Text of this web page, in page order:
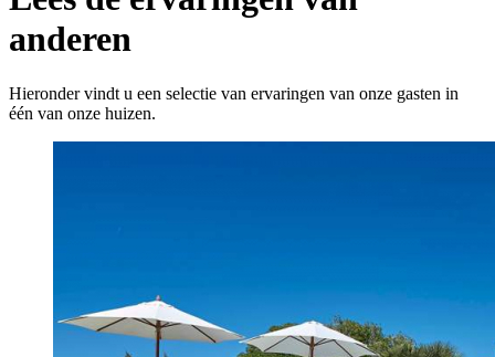
anderen
Hieronder vindt u een selectie van ervaringen van onze gasten in
één van onze huizen.